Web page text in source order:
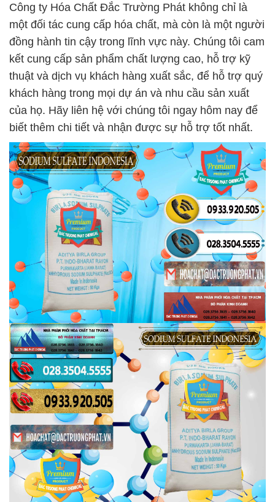
Công ty Hóa Chất Đắc Trường Phát không chỉ là
một đối tác cung cấp hóa chất, mà còn là một người
đồng hành tin cậy trong lĩnh vực này. Chúng tôi cam
kết cung cấp sản phẩm chất lượng cao, hỗ trợ kỹ
thuật và dịch vụ khách hàng xuất sắc, để hỗ trợ quý
khách hàng trong mọi dự án và nhu cầu sản xuất
của họ. Hãy liên hệ với chúng tôi ngay hôm nay để
biết thêm chi tiết và nhận được sự hỗ trợ tốt nhất.